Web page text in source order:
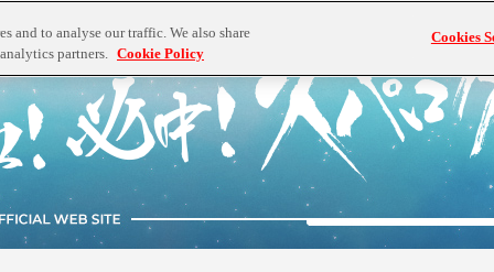
and to analyse our traffic. We also share
partners. Cookie Policy
Cookies